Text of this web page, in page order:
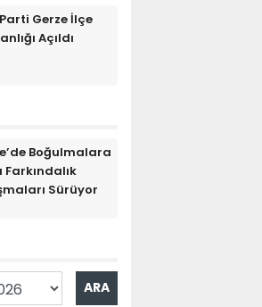
Gerze İlçe
Açıldı
Boğulmalara
Farkındalık
Sürüyor